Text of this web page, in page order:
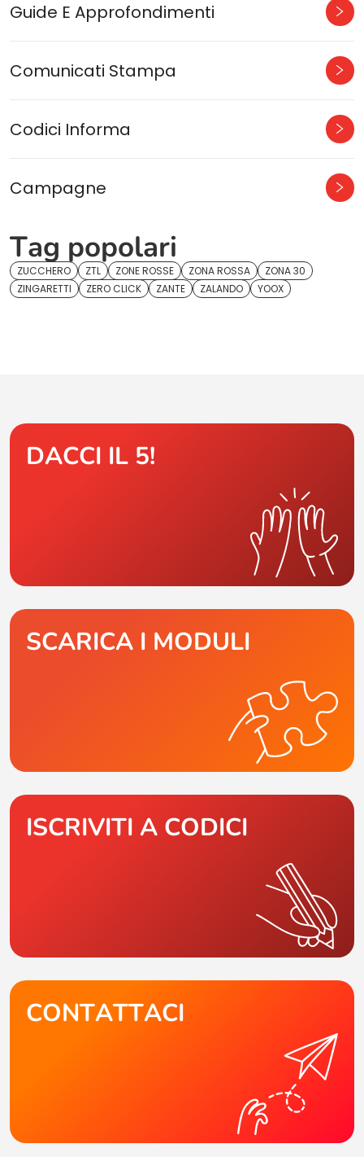
Guide E Approfondimenti
Comunicati Stampa
Codici Informa
Campagne
Tag popolari
ZUCCHERO ZTL ZONE ROSSE ZONA ROSSA
ZONA 30
ZINGARETTI
ZERO CLICK ZANTE ZALANDO YOOX
DACCI IL 5!
SCARICA I MODULI
ISCRIVITI A CODICI
CONTATTACI